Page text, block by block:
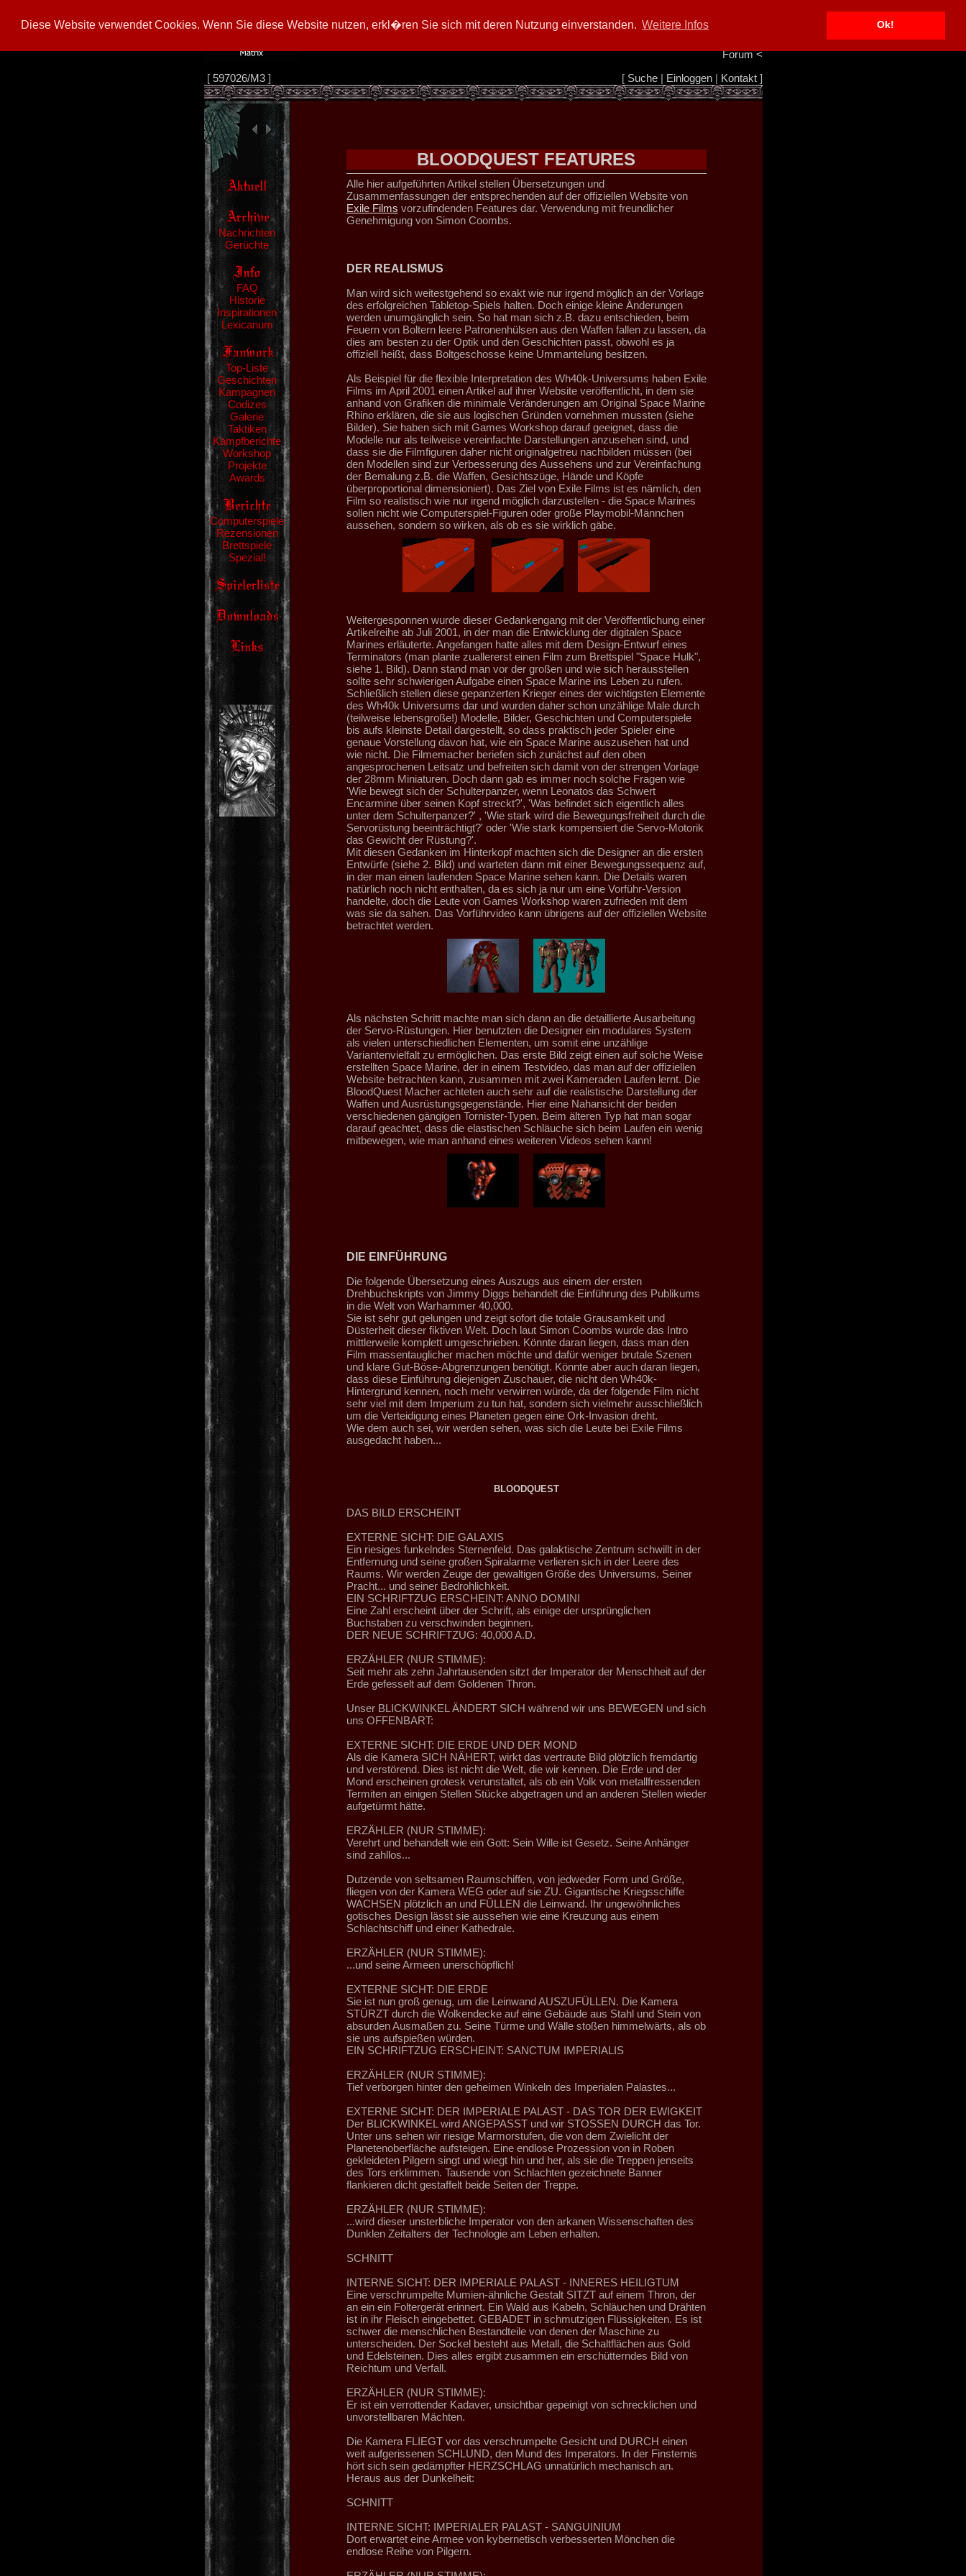
Diese Website verwendet Cookies. Wenn Sie diese Website nutzen, erkl�ren Sie sich mit deren Nutzung einverstanden. Weitere Infos Ok!
Info/Impressum
Forum<
[ 597026/M3] [ Suche| Einloggen| Kontakt]
Nachrichten
Gerüchte
FAQ
Historie
Inspirationen
Lexicanum
Top-Liste
Geschichten
Kampagnen
Codizes
Galerie
Taktiken
Kampfberichte
Workshop
Projekte
Awards
Computerspiele
Rezensionen
Brettspiele
Spezial!
BLOODQUEST FEATURES
Alle hier aufgeführten Artikel stellen Übersetzungen und
Zusammenfassungen der entsprechenden auf der offiziellen Website von
Exile Films vorzufindenden Features dar. Verwendung mit freundlicher
Genehmigung von Simon Coombs.
DER REALISMUS
Man wird sich weitestgehend so exakt wie nur irgend möglich an der Vorlage
des erfolgreichen Tabletop-Spiels halten. Doch einige kleine Änderungen
werden unumgänglich sein. So hat man sich z.B. dazu entschieden, beim
Feuern von Boltern leere Patronenhülsen aus den Waffen fallen zu lassen, da
dies am besten zu der Optik und den Geschichten passt, obwohl es ja
offiziell heißt, dass Boltgeschosse keine Ummantelung besitzen.
Als Beispiel für die flexible Interpretation des Wh40k-Universums haben Exile
Films im April 2001 einen Artikel auf ihrer Website veröffentlicht, in dem sie
anhand von Grafiken die minimale Veränderungen am Original Space Marine
Rhino erklären, die sie aus logischen Gründen vornehmen mussten (siehe
Bilder). Sie haben sich mit Games Workshop darauf geeignet, dass die
Modelle nur als teilweise vereinfachte Darstellungen anzusehen sind, und
dass sie die Filmfiguren daher nicht originalgetreu nachbilden müssen (bei
den Modellen sind zur Verbesserung des Aussehens und zur Vereinfachung
der Bemalung z.B. die Waffen, Gesichtszüge, Hände und Köpfe
überproportional dimensioniert). Das Ziel von Exile Films ist es nämlich, den
Film so realistisch wie nur irgend möglich darzustellen - die Space Marines
sollen nicht wie Computerspiel-Figuren oder große Playmobil-Männchen
aussehen, sondern so wirken, als ob es sie wirklich gäbe.
Weitergesponnen wurde dieser Gedankengang mit der Veröffentlichung einer
Artikelreihe ab Juli 2001, in der man die Entwicklung der digitalen Space
Marines erläuterte. Angefangen hatte alles mit dem Design-Entwurf eines
Terminators (man plante zuallererst einen Film zum Brettspiel "Space Hulk",
siehe 1. Bild). Dann stand man vor der großen und wie sich herausstellen
sollte sehr schwierigen Aufgabe einen Space Marine ins Leben zu rufen.
Schließlich stellen diese gepanzerten Krieger eines der wichtigsten Elemente
des Wh40k Universums dar und wurden daher schon unzählige Male durch
(teilweise lebensgroße!) Modelle, Bilder, Geschichten und Computerspiele
bis aufs kleinste Detail dargestellt, so dass praktisch jeder Spieler eine
genaue Vorstellung davon hat, wie ein Space Marine auszusehen hat und
wie nicht. Die Filmemacher beriefen sich zunächst auf den oben
angesprochenen Leitsatz und befreiten sich damit von der strengen Vorlage
der 28mm Miniaturen. Doch dann gab es immer noch solche Fragen wie
'Wie bewegt sich der Schulterpanzer, wenn Leonatos das Schwert
Encarmine über seinen Kopf streckt?', 'Was befindet sich eigentlich alles
unter dem Schulterpanzer?' , 'Wie stark wird die Bewegungsfreiheit durch die
Servorüstung beeinträchtigt?' oder 'Wie stark kompensiert die Servo-Motorik
das Gewicht der Rüstung?'.
Mit diesen Gedanken im Hinterkopf machten sich die Designer an die ersten
Entwürfe (siehe 2. Bild) und warteten dann mit einer Bewegungssequenz auf,
in der man einen laufenden Space Marine sehen kann. Die Details waren
natürlich noch nicht enthalten, da es sich ja nur um eine Vorführ-Version
handelte, doch die Leute von Games Workshop waren zufrieden mit dem
was sie da sahen. Das Vorführvideo kann übrigens auf der offiziellen Website
betrachtet werden.
Als nächsten Schritt machte man sich dann an die detaillierte Ausarbeitung
der Servo-Rüstungen. Hier benutzten die Designer ein modulares System
als vielen unterschiedlichen Elementen, um somit eine unzählige
Variantenvielfalt zu ermöglichen. Das erste Bild zeigt einen auf solche Weise
erstellten Space Marine, der in einem Testvideo, das man auf der offiziellen
Website betrachten kann, zusammen mit zwei Kameraden Laufen lernt. Die
BloodQuest Macher achteten auch sehr auf die realistische Darstellung der
Waffen und Ausrüstungsgegenstände. Hier eine Nahansicht der beiden
verschiedenen gängigen Tornister-Typen. Beim älteren Typ hat man sogar
darauf geachtet, dass die elastischen Schläuche sich beim Laufen ein wenig
mitbewegen, wie man anhand eines weiteren Videos sehen kann!
DIE EINFÜHRUNG
Die folgende Übersetzung eines Auszugs aus einem der ersten
Drehbuchskripts von Jimmy Diggs behandelt die Einführung des Publikums
in die Welt von Warhammer 40,000.
Sie ist sehr gut gelungen und zeigt sofort die totale Grausamkeit und
Düsterheit dieser fiktiven Welt. Doch laut Simon Coombs wurde das Intro
mittlerweile komplett umgeschrieben. Könnte daran liegen, dass man den
Film massentauglicher machen möchte und dafür weniger brutale Szenen
und klare Gut-Böse-Abgrenzungen benötigt. Könnte aber auch daran liegen,
dass diese Einführung diejenigen Zuschauer, die nicht den Wh40k-
Hintergrund kennen, noch mehr verwirren würde, da der folgende Film nicht
sehr viel mit dem Imperium zu tun hat, sondern sich vielmehr ausschließlich
um die Verteidigung eines Planeten gegen eine Ork-Invasion dreht.
Wie dem auch sei, wir werden sehen, was sich die Leute bei Exile Films
ausgedacht haben...
BLOODQUEST
DAS BILD ERSCHEINT
EXTERNE SICHT: DIE GALAXIS
Ein riesiges funkelndes Sternenfeld. Das galaktische Zentrum schwillt in der
Entfernung und seine großen Spiralarme verlieren sich in der Leere des
Raums. Wir werden Zeuge der gewaltigen Größe des Universums. Seiner
Pracht... und seiner Bedrohlichkeit.
EIN SCHRIFTZUG ERSCHEINT: ANNO DOMINI
Eine Zahl erscheint über der Schrift, als einige der ursprünglichen
Buchstaben zu verschwinden beginnen.
DER NEUE SCHRIFTZUG: 40,000 A.D.
ERZÄHLER (NUR STIMME):
Seit mehr als zehn Jahrtausenden sitzt der Imperator der Menschheit auf der
Erde gefesselt auf dem Goldenen Thron.
Unser BLICKWINKEL ÄNDERT SICH während wir uns BEWEGEN und sich
uns OFFENBART:
EXTERNE SICHT: DIE ERDE UND DER MOND
Als die Kamera SICH NÄHERT, wirkt das vertraute Bild plötzlich fremdartig
und verstörend. Dies ist nicht die Welt, die wir kennen. Die Erde und der
Mond erscheinen grotesk verunstaltet, als ob ein Volk von metallfressenden
Termiten an einigen Stellen Stücke abgetragen und an anderen Stellen wieder
aufgetürmt hätte.
ERZÄHLER (NUR STIMME):
Verehrt und behandelt wie ein Gott: Sein Wille ist Gesetz. Seine Anhänger
sind zahllos...
Dutzende von seltsamen Raumschiffen, von jedweder Form und Größe,
fliegen von der Kamera WEG oder auf sie ZU. Gigantische Kriegsschiffe
WACHSEN plötzlich an und FÜLLEN die Leinwand. Ihr ungewöhnliches
gotisches Design lässt sie aussehen wie eine Kreuzung aus einem
Schlachtschiff und einer Kathedrale.
ERZÄHLER (NUR STIMME):
...und seine Armeen unerschöpflich!
EXTERNE SICHT: DIE ERDE
Sie ist nun groß genug, um die Leinwand AUSZUFÜLLEN. Die Kamera
STÜRZT durch die Wolkendecke auf eine Gebäude aus Stahl und Stein von
absurden Ausmaßen zu. Seine Türme und Wälle stoßen himmelwärts, als ob
sie uns aufspießen würden.
EIN SCHRIFTZUG ERSCHEINT: SANCTUM IMPERIALIS
ERZÄHLER (NUR STIMME):
Tief verborgen hinter den geheimen Winkeln des Imperialen Palastes...
EXTERNE SICHT: DER IMPERIALE PALAST - DAS TOR DER EWIGKEIT
Der BLICKWINKEL wird ANGEPASST und wir STOSSEN DURCH das Tor.
Unter uns sehen wir riesige Marmorstufen, die von dem Zwielicht der
Planetenoberfläche aufsteigen. Eine endlose Prozession von in Roben
gekleideten Pilgern singt und wiegt hin und her, als sie die Treppen jenseits
des Tors erklimmen. Tausende von Schlachten gezeichnete Banner
flankieren dicht gestaffelt beide Seiten der Treppe.
ERZÄHLER (NUR STIMME):
...wird dieser unsterbliche Imperator von den arkanen Wissenschaften des
Dunklen Zeitalters der Technologie am Leben erhalten.
SCHNITT
INTERNE SICHT: DER IMPERIALE PALAST - INNERES HEILIGTUM
Eine verschrumpelte Mumien-ähnliche Gestalt SITZT auf einem Thron, der
an ein ein Foltergerät erinnert. Ein Wald aus Kabeln, Schläuchen und Drähten
ist in ihr Fleisch eingebettet. GEBADET in schmutzigen Flüssigkeiten. Es ist
schwer die menschlichen Bestandteile von denen der Maschine zu
unterscheiden. Der Sockel besteht aus Metall, die Schaltflächen aus Gold
und Edelsteinen. Dies alles ergibt zusammen ein erschütterndes Bild von
Reichtum und Verfall.
ERZÄHLER (NUR STIMME):
Er ist ein verrottender Kadaver, unsichtbar gepeinigt von schrecklichen und
unvorstellbaren Mächten.
Die Kamera FLIEGT vor das verschrumpelte Gesicht und DURCH einen
weit aufgerissenen SCHLUND, den Mund des Imperators. In der Finsternis
hört sich sein gedämpfter HERZSCHLAG unnatürlich mechanisch an.
Heraus aus der Dunkelheit:
SCHNITT
INTERNE SICHT: IMPERIALER PALAST - SANGUINIUM
Dort erwartet eine Armee von kybernetisch verbesserten Mönchen die
endlose Reihe von Pilgern.